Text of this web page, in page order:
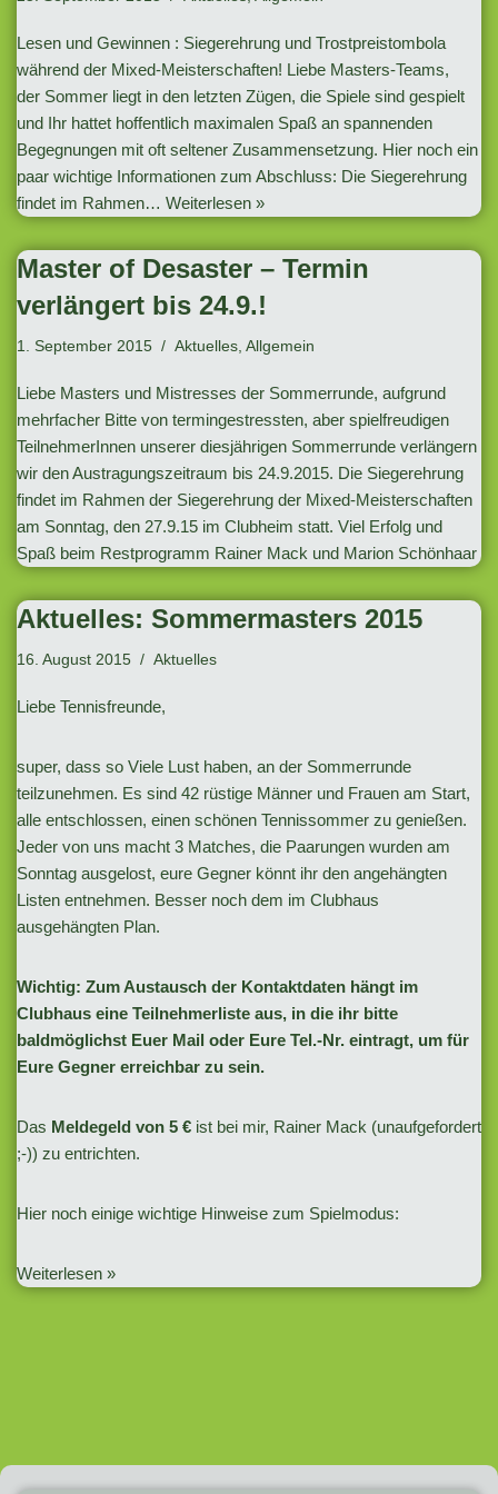
Lesen und Gewinnen : Siegerehrung und Trostpreistombola
während der Mixed-Meisterschaften! Liebe Masters-Teams,
der Sommer liegt in den letzten Zügen, die Spiele sind gespielt
und Ihr hattet hoffentlich maximalen Spaß an spannenden
Begegnungen mit oft seltener Zusammensetzung. Hier noch ein
paar wichtige Informationen zum Abschluss: Die Siegerehrung
findet im Rahmen… Weiterlesen »
Master of Desaster – Termin
verlängert bis 24.9.!
1. September 2015 Aktuelles, Allgemein
Liebe Masters und Mistresses der Sommerrunde, aufgrund
mehrfacher Bitte von termingestressten, aber spielfreudigen
TeilnehmerInnen unserer diesjährigen Sommerrunde verlängern
wir den Austragungszeitraum bis 24.9.2015. Die Siegerehrung
findet im Rahmen der Siegerehrung der Mixed-Meisterschaften
am Sonntag, den 27.9.15 im Clubheim statt. Viel Erfolg und
Spaß beim Restprogramm Rainer Mack und Marion Schönhaar
Aktuelles: Sommermasters 2015
16. August 2015 Aktuelles
Liebe Tennisfreunde,
super, dass so Viele Lust haben, an der Sommerrunde
teilzunehmen. Es sind 42 rüstige Männer und Frauen am Start,
alle entschlossen, einen schönen Tennissommer zu genießen.
Jeder von uns macht 3 Matches, die Paarungen wurden am
Sonntag ausgelost, eure Gegner könnt ihr den angehängten
Listen entnehmen. Besser noch dem im Clubhaus
ausgehängten Plan.
Wichtig: Zum Austausch der Kontaktdaten hängt im
Clubhaus eine Teilnehmerliste aus, in die ihr bitte
baldmöglichst Euer Mail oder Eure Tel.-Nr. eintragt, um für
Eure Gegner erreichbar zu sein.
Das Meldegeld von 5 € ist bei mir, Rainer Mack (unaufgefordert
;-)) zu entrichten.
Hier noch einige wichtige Hinweise zum Spielmodus:
Weiterlesen »